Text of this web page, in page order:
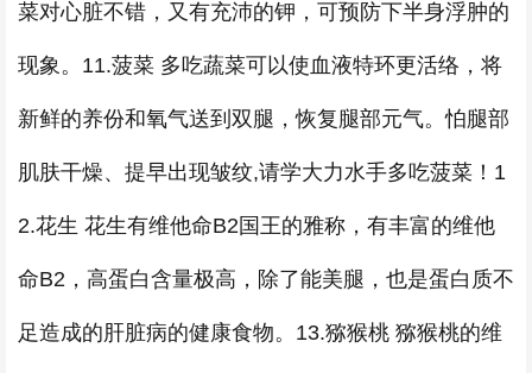
菜对心脏不错，又有充沛的钾，可预防下半身浮肿的
现象。11.菠菜 多吃蔬菜可以使血液特环更活络，将
新鲜的养份和氧气送到双腿，恢复腿部元气。怕腿部
肌肤干燥、提早出现皱纹,请学大力水手多吃菠菜！1
2.花生 花生有维他命B2国王的雅称，有丰富的维他
命B2，高蛋白含量极高，除了能美腿，也是蛋白质不
足造成的肝脏病的健康食物。13.猕猴桃 猕猴桃的维